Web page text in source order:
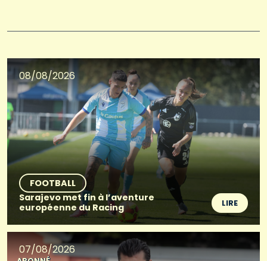
08/08/2026
FOOTBALL
Sarajevo met fin à l’aventure
européenne du Racing
LIRE
07/08/2026